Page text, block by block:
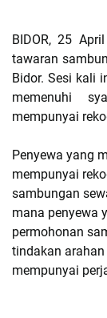
BIDOR, 25
tawaran
Bidor. Sesi kali
memenuhi
mempunyai
Penyewa yang
mempunyai
sambungan
mana penyewa
permohonan
tindakan
mempunyai